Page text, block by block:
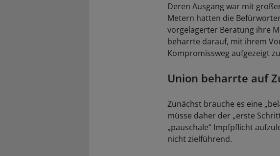
Deren Ausgang war mit
Metern hatten die
vorgelagerter Beratung ihre
beharrte darauf, mit ihrem
Kompromissweg aufgezeigt
Union beharrte auf
Zunächst brauche es eine
müsse daher der „erste
„pauschale“ Impfpflicht
nicht zielführend.